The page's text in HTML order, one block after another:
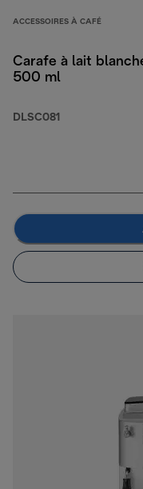
ACCESSOIRES À CAFÉ
Carafe à lait
500 ml
DLSC081